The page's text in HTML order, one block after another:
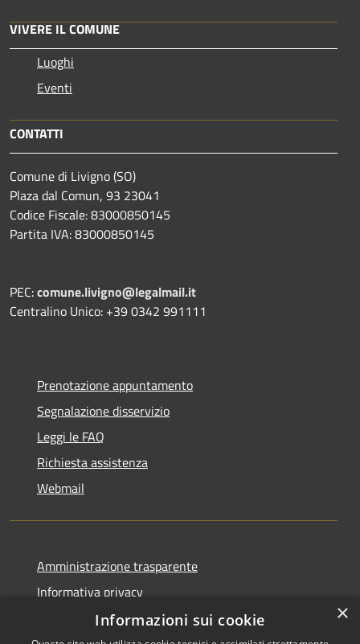
VIVERE IL COMUNE
Luoghi
Eventi
CONTATTI
Comune di Livigno (SO)
Plaza dal Comun, 93 23041
Codice Fiscale: 83000850145
Partita IVA: 83000850145
PEC:comune.livigno@legalmail.it
Centralino Unico: +39 0342 991111
Prenotazione appuntamento
Segnalazione disservizio
Leggi le FAQ
Richiesta assistenza
Webmail
Amministrazione trasparente
Informativa privacy
×
Informazioni sui cookie